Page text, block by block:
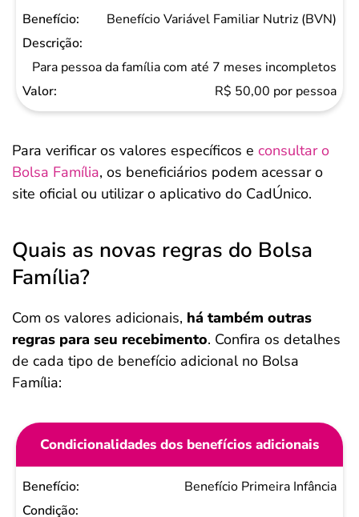
Benefício Variável Familiar Nutriz (BVN)
Para pessoa da família com até 7 meses incompletos
R$ 50,00 por pessoa
Para verificar os valores específicos e consultar o
Bolsa Família, os beneficiários podem acessar o
site oficial ou utilizar o aplicativo do CadÚnico.
Quais as novas regras do Bolsa
Família?
Com os valores adicionais, há também outras
regras para seu recebimento. Confira os detalhes
de cada tipo de benefício adicional no Bolsa
Família:
Condicionalidades dos benefícios adicionais
Benefício
Condição
Benefício Primeira Infância